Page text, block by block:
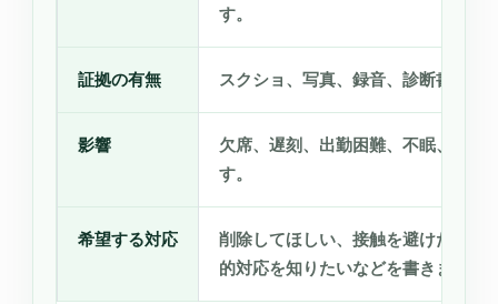
す。
証拠の有無 スクショ、写真、録音、診断書、メ
影響
欠席、遅刻、出勤困難、不眠、食欲
す。
希望する対応
削除してほしい、接触を避けたい、
的対応を知りたいなどを書きます。